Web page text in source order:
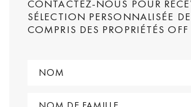
CONTACTEZ-NOUS POUR
SÉLECTION PERSONNALISÉE
COMPRIS DES PROPRIÉTÉS